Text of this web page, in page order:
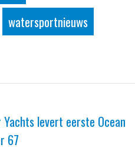
watersportnieuws
Yachts levert eerste Ocean
67